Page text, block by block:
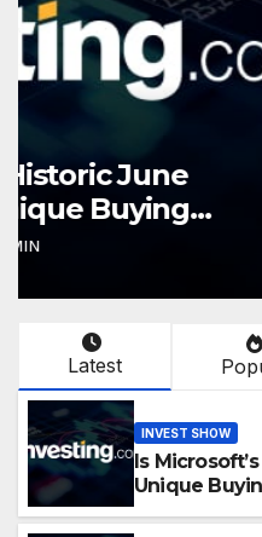
Is Microsoft’s
Repricing a
Latest
INVEST SHOW
Is
Unique